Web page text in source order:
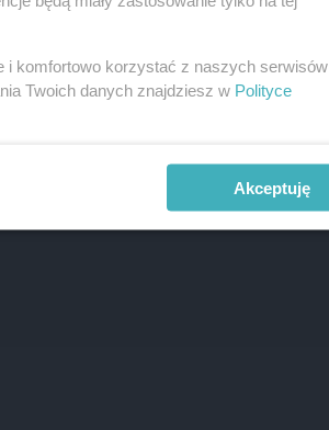
i komfortowo korzystać z naszych serwisów
Twoich danych znajdziesz w Polityce
Akceptuję